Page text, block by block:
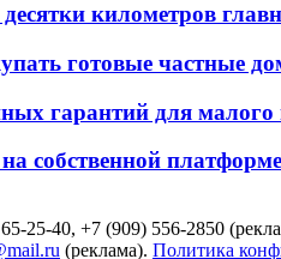
километров
готовые частные
гарантий для малого
собственной
25-40, +7 (909) 556-2850
(реклама). Политика